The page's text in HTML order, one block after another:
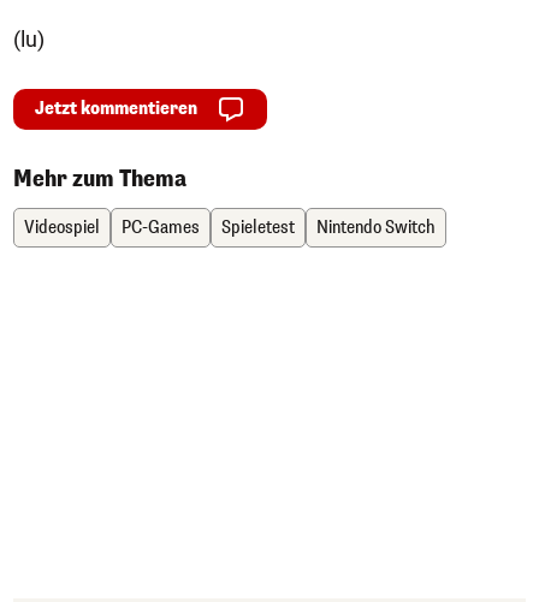
(lu)
Jetzt kommentieren
Mehr zum Thema
Videospiel PC-Games Spieletest Nintendo Switch